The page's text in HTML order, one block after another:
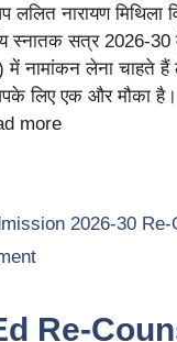
ललित नारायण मिथिला
स्नातक सत्र 2026-
नामांकन लेना चाहते
लिए एक और मौका है।
more
2026-30
Re-